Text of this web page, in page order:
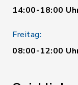
14:00-18:00
Freitag:
08:00-12:00